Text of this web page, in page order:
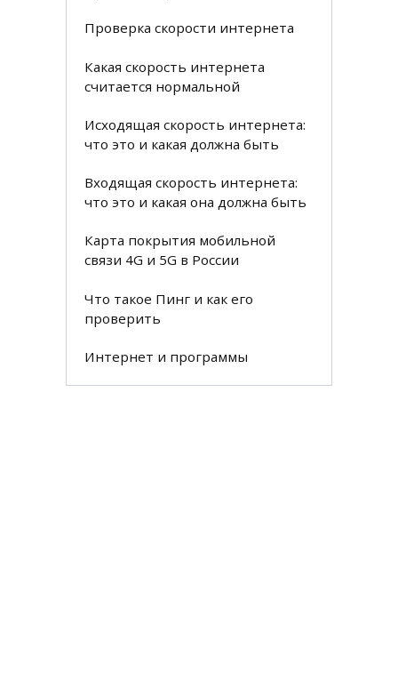
Проверка скорости интернета
Какая скорость интернета
считается нормальной
Исходящая скорость интернета:
что это и какая должна быть
Входящая скорость интернета:
что это и какая она должна быть
Карта покрытия мобильной
связи 4G и 5G в России
Что такое Пинг и как его
проверить
Интернет и программы